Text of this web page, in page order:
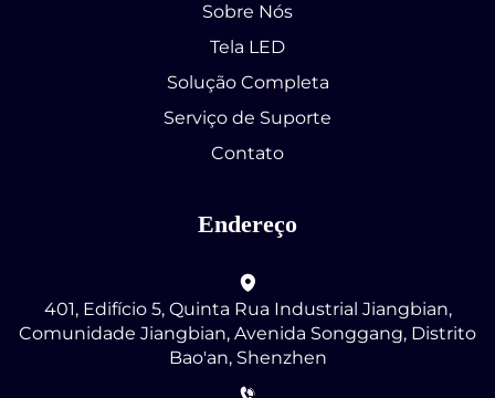
Sobre Nós
Tela LED
Solução Completa
Serviço de Suporte
Contato
Endereço
401, Edifício 5, Quinta Rua Industrial Jiangbian,
Comunidade Jiangbian, Avenida Songgang, Distrito
Bao'an, Shenzhen